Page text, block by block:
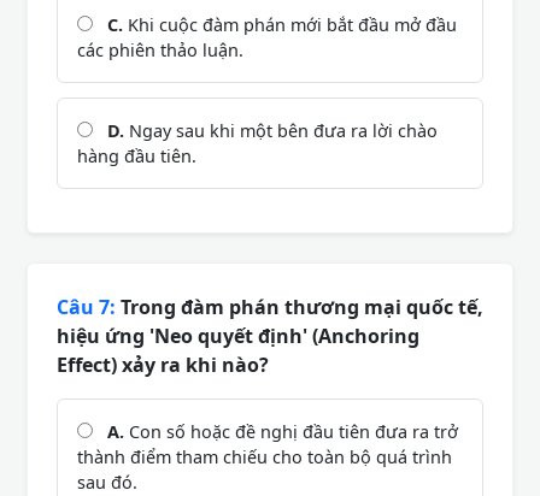
C. Khi cuộc đàm phán mới bắt đầu mở đầu
các phiên thảo luận.
D. Ngay sau khi một bên đưa ra lời chào
hàng đầu tiên.
Câu 7: Trong đàm phán thương mại quốc tế,
hiệu ứng 'Neo quyết định' (Anchoring
Effect) xảy ra khi nào?
A. Con số hoặc đề nghị đầu tiên đưa ra trở
thành điểm tham chiếu cho toàn bộ quá trình
sau đó.